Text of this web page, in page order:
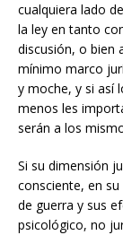
cualquiera lado
la ley en tanto
discusión, o bien
mínimo marco
y moche, y si así
menos les
serán a los
Si su dimensión
consciente, en
de guerra y sus
psicológico, no